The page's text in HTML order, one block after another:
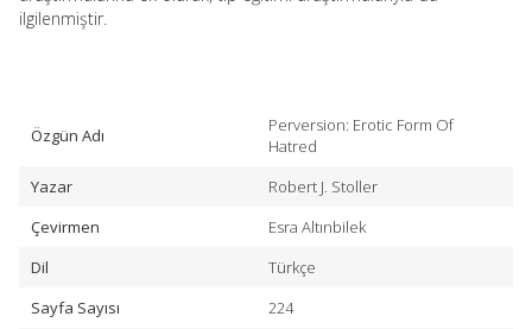
ilgilenmiştir.
Özgün Adı
Perversion: Erotic Form Of
Hatred
Yazar
Robert J. Stoller
Çevirmen
Esra Altınbilek
Dil
Türkçe
Sayfa Sayısı
224